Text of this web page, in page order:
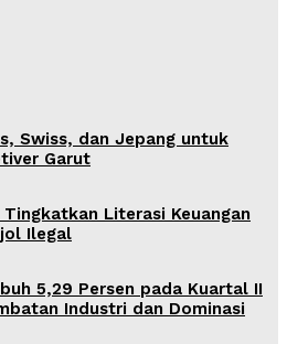
Swiss, dan Jepang untuk
Garut
Tingkatkan Literasi Keuangan
Ilegal
5,29 Persen pada Kuartal II
Industri dan Dominasi